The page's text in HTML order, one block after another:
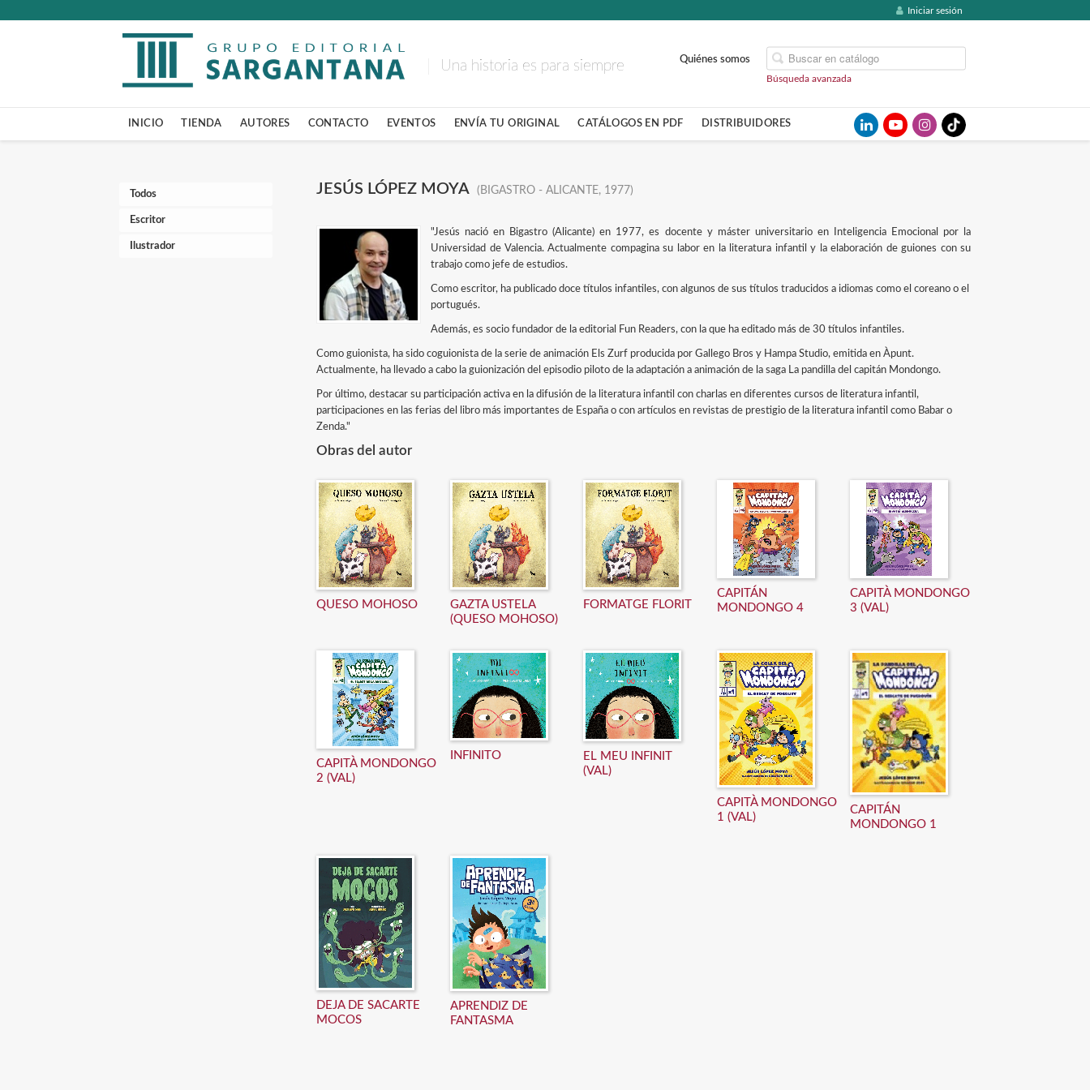
Iniciar sesión
Una historia es para siempre
Búsqueda avanzada
Quiénes somos
INICIO TIENDA AUTORES CONTACTO EVENTOS ENVÍA TU ORIGINAL CATÁLOGOS EN PDF DISTRIBUIDORES
Todos
Escritor
Ilustrador
JESÚS LÓPEZ MOYA (BIGASTRO - ALICANTE, 1977)
"Jesús nació en Bigastro (Alicante) en 1977, es docente y máster universitario en Inteligencia Emocional por la
Universidad de Valencia. Actualmente compagina su labor en la literatura infantil y la elaboración de guiones con su
trabajo como jefe de estudios.
Como escritor, ha publicado doce títulos infantiles, con algunos de sus títulos traducidos a idiomas como el coreano o el
portugués.
Además, es socio fundador de la editorial Fun Readers, con la que ha editado más de 30 títulos infantiles.
Como guionista, ha sido coguionista de la serie de animación Els Zurf producida por Gallego Bros y Hampa Studio, emitida en Àpunt.
Actualmente, ha llevado a cabo la guionización del episodio piloto de la adaptación a animación de la saga La pandilla del capitán Mondongo.
Por último, destacar su participación activa en la difusión de la literatura infantil con charlas en diferentes cursos de literatura infantil,
participaciones en las ferias del libro más importantes de España o con artículos en revistas de prestigio de la literatura infantil como Babar o
Zenda."
Obras del autor
QUESO MOHOSO
GAZTA USTELA
(QUESO MOHOSO)
FORMATGE FLORIT
CAPITÁN
MONDONGO 4
CAPITÀ MONDONGO
3 (VAL)
CAPITÀ MONDONGO
2 (VAL)
INFINITO
EL MEU INFINIT
(VAL)
CAPITÀ MONDONGO
1 (VAL)
CAPITÁN
MONDONGO 1
DEJA DE SACARTE
MOCOS
APRENDIZ DE
FANTASMA